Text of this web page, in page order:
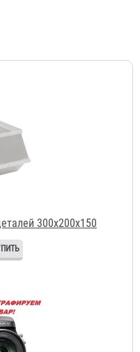
300x200x150